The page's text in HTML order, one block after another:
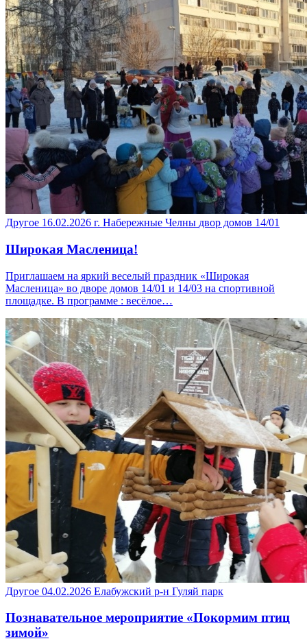
Другое 16.02.2026 г. Набережные Челны двор домов 14/01
Широкая Масленица!
Приглашаем на яркий веселый праздник «Широкая
Масленица» во дворе домов 14/01 и 14/03 на спортивной
площадке. В программе : весёлое…
Другое 04.02.2026 Елабужский р-н Гуляй парк
Познавательное мероприятие «Покормим птиц
зимой»